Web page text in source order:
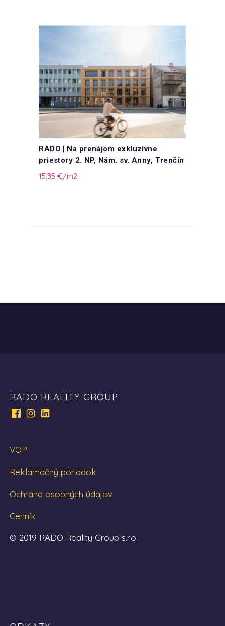
RADO | Na prenájom exkluzívne
priestory 2. NP, Nám. sv. Anny, Trenčín
15,35 €/m2
RADO REALITY GROUP
VOP
Reklamačný poriadok
Ochrana osobných údajov
Cenník
© 2019 RADO Reality Group s.r.o.